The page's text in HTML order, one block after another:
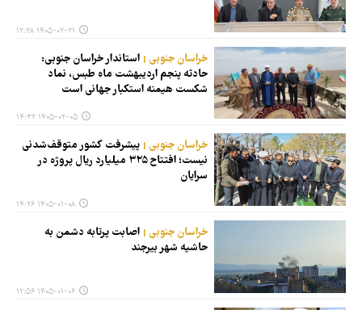
۱۴۰۵-۰۲-۲۱ ۱۲:۲۸
خراسان جنوبی
استاندار خراسان جنوبی:
حادثه پنجم اردیبهشت ماه طبس، نماد
شکست هیمنه استکبار جهانی است
۱۴۰۵-۰۲-۰۵ ۱۴:۳۲
خراسان جنوبی
پیشرفت کشور متوقف‌شدنی
نیست؛ افتتاح ۳۲۵ میلیارد ریال پروژه در
سرایان
۱۴۰۵-۰۱-۰۸ ۱۴:۲۶
خراسان جنوبی
اصابت پرتابه دشمن به
حاشیه شهر بیرجند
۱۴۰۵-۰۱-۰۶ ۱۲:۵۶